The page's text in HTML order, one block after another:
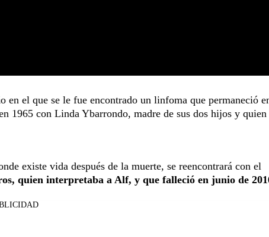
en el que se le fue encontrado un linfoma que permaneció
1965 con Linda Ybarrondo, madre de sus dos hijos y quien
existe vida después de la muerte, se reencontrará con el
quien interpretaba a Alf, y que falleció en junio de